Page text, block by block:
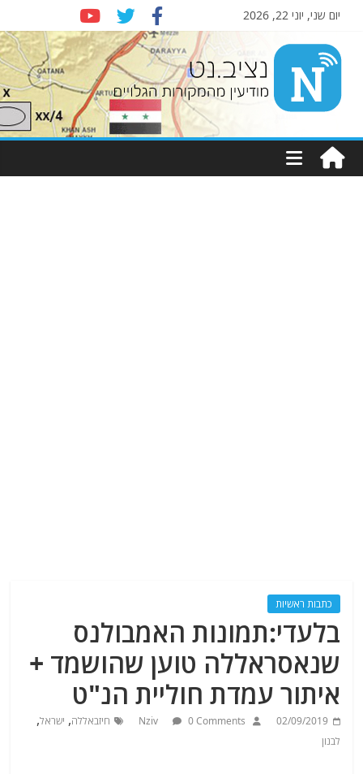
יום שני, יוני 22, 2026
Nziv.net
מודיעין
מהמקורות
כתבות ראשיות
בלעדי:תמונות האמבולנס
שנאסראללה טוען שהושמד +
איתור עמדת חוליית הנ"ט
02/09/2019
Nziv 0 Comments חיזבאללה, ישראל,
לבנון